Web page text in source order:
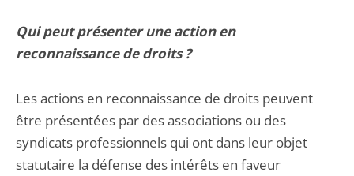
Qui peut présenter une action en
reconnaissance de droits ?
Les actions en reconnaissance de droits peuvent
être présentées par des associations ou des
syndicats professionnels qui ont dans leur objet
statutaire la défense des intérêts en faveur